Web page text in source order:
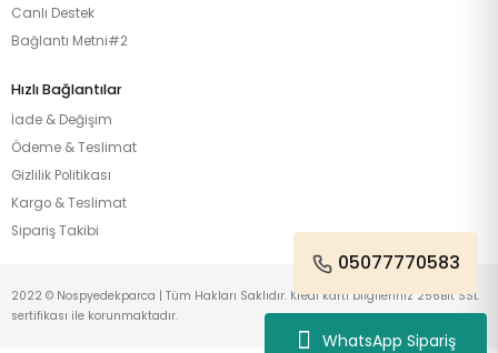
WhatsApp Sipariş
Canlı Destek
Bağlantı Metni#2
Hızlı Bağlantılar
İade & Değişim
Ödeme & Teslimat
Gizlilik Politikası
Kargo & Teslimat
Sipariş Takibi
05077770583
2022 © Nospyedekparca | Tüm Hakları Saklıdır. Kredi kartı bilgileriniz 256Bit SSL
sertifikası ile korunmaktadır.